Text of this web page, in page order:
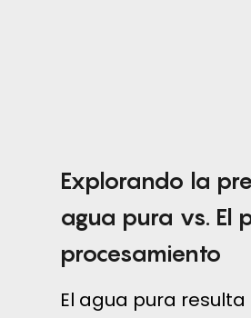
Explorando la
agua pura vs. El
procesamiento
El agua pura